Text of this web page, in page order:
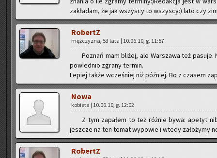
za­kła­dam, że jak wszy­scy to wszy­scy:) lato czy
Ro­bertZ
męż­czy­zna, 53 lata | 10.06.10, g. 11:57
Po­znań mam bli­żej, ale War­sza­wa też
po­wied­nio zgra­ny ter­min.
Le­piej także wcze­śniej niż póź­niej. Bo z cza­sem
Nowa
ko­bie­ta | 10.06.10, g. 12:02
Z tym za­pa­łem to też róż­nie bywa: ape­tyt
jesz­cze na ten temat wy­po­wie i wtedy za­ło­ży­my
Ro­bertZ